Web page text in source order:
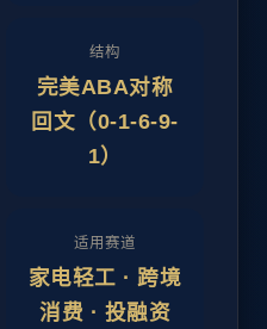
结构
完美ABA对称
回文（0-1-6-9-
1）
适用赛道
家电轻工 · 跨境
消费 · 投融资